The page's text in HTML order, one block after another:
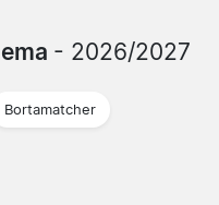
- 2026/2027
Bortamatcher